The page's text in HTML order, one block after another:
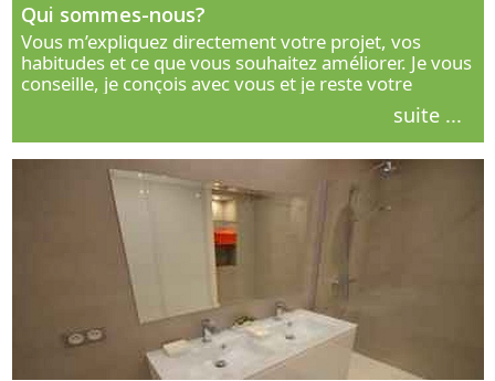
Qui sommes-nous?
Vous m’expliquez directement votre projet, vos
habitudes et ce que vous souhaitez améliorer. Je vous
conseille, je conçois avec vous et je reste votre
interlocuteur principal. Découvrez ma façon de vous
suite ...